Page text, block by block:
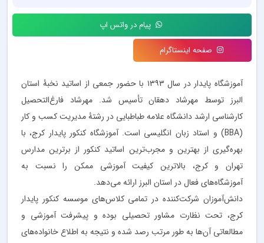
پیام در واتس اپ
صفحه اینستاگرام
آموزشگاه پایدار در سال ۱۳۹۳ با حضور جمعی از اساتید نخبۀ استان
البرز توسط مهرشاد دهقان تأسیس شد. مهرشاد فارغ‌التحصیل
کارشناسی ارشد دانشگاه علامه طباطبایی در رشتۀ مدیریت کسب و کار
(BBA) و استاد زبان انگلیسی است. آموزشگاه کنکور پایدار کرج، با
بهره‌گیری از بهترین و مجرب‌ترین اساتید کنکور از برترین مدارس
تهران و کرج، بالاترین کیفیت آموزشی ممکن را نسبت به
آموزشگاه‌های فعال در استان البرز ارائه می‌دهد.
دانش‌آموزان شرکت‌کننده در تمامی کلاس‌های موسسه کنکور پایدار
کرج، تحت نظارت مشاور تحصیلی بوده و پیشرفت آموزشی و
مطالعاتی آن‌ها به طور مرتب رصد شده و نتیجه به اطلاع خانواده‌های